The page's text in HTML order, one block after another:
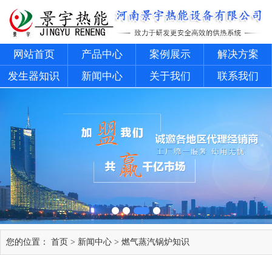
网站首页 产品中心 案例展示
解决方案
发生器知识
新闻中心 关于我们 联系我们
您的位置： 首页 > 新闻中心> 燃气蒸汽锅炉知识